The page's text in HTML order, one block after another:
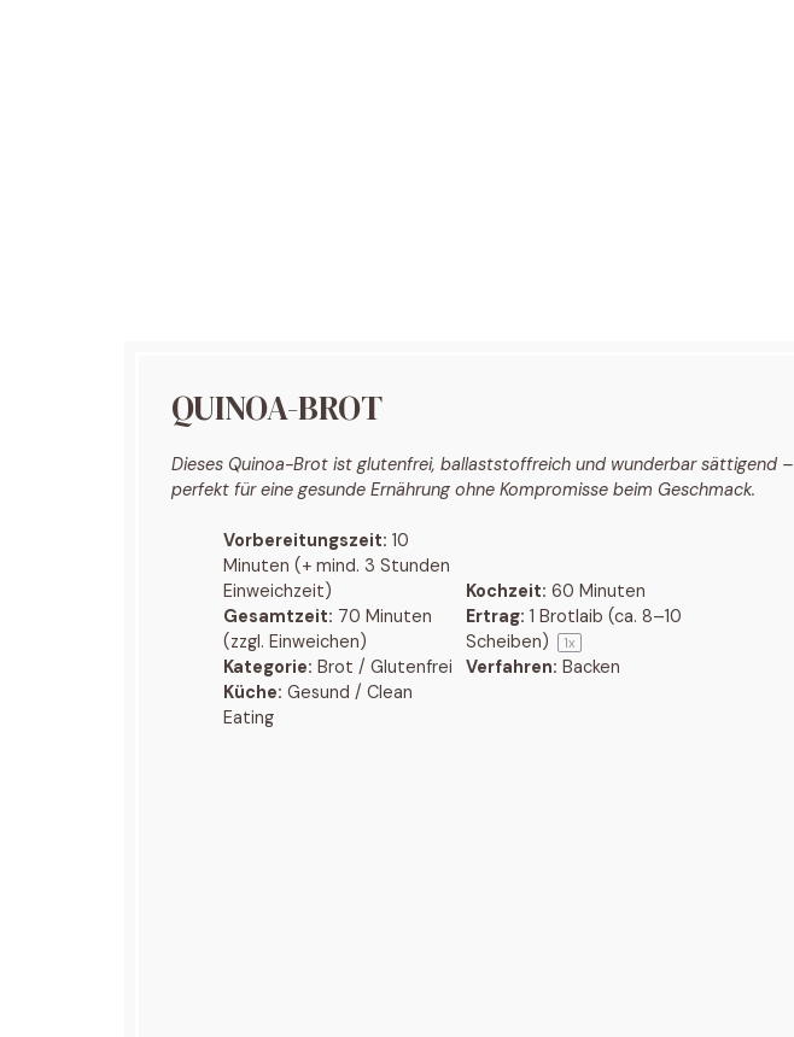
QUINOA-BROT
Dieses Quinoa-Brot ist glutenfrei, ballaststoffreich und wunderbar sättigend –
perfekt für eine gesunde Ernährung ohne Kompromisse beim Geschmack.
Vorbereitungszeit: 10
Minuten (+ mind. 3 Stunden
Einweichzeit)
Kochzeit: 60 Minuten
Gesamtzeit: 70 Minuten
(zzgl. Einweichen)
Ertrag: 1 Brotlaib (ca. 8–10
Scheiben)
1x
Kategorie: Brot / Glutenfrei Verfahren: Backen
Küche: Gesund / Clean
Eating